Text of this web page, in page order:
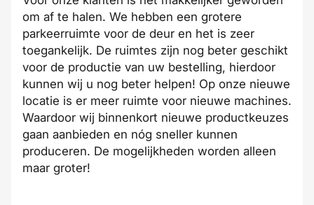
om af te halen. We hebben een grotere
parkeerruimte voor de deur en het is zeer
toegankelijk. De ruimtes zijn nog beter geschikt
voor de productie van uw bestelling, hierdoor
kunnen wij u nog beter helpen! Op onze nieuwe
locatie is er meer ruimte voor nieuwe machines.
Waardoor wij binnenkort nieuwe productkeuzes
gaan aanbieden en nóg sneller kunnen
produceren. De mogelijkheden worden alleen
maar groter!